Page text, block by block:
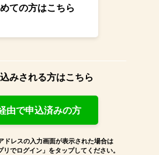
ての方はこちら
みされる方はこちら
由で申込済みの方
ドレスの入力画面が表示された場合は
でログイン」をタップしてください。